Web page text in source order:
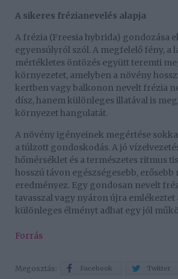
A sikeres frézianevelés alapja
A frézia (Freesia hybrida) gondozása
egyensúlyról szól. A megfelelő fény, a
mértékletes öntözés együtt teremti
környezetet, amelyben a növény
kertben vagy balkonon nevelt frézia
dísz, hanem különleges illatával is
környezet hangulatát.
A növény igényeinek megértése
a túlzott gondoskodás. A jó
hőmérséklet és a természetes ritmus
hosszú távon egészségesebb,
eredményez. Egy gondosan nevelt
tavasszal vagy nyáron újra emlékeztet
különleges élményt adhat egy jól
Forrás
Megosztás: Facebook Twitter